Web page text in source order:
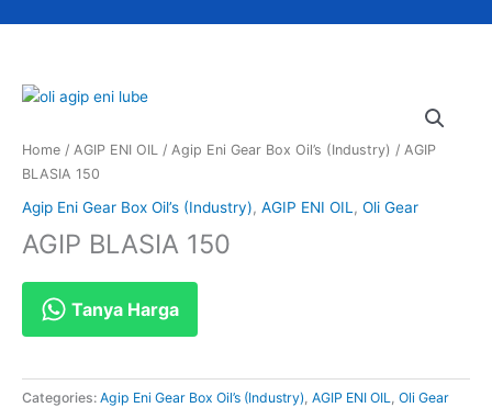
Home / AGIP ENI OIL / Agip Eni Gear Box Oil’s (Industry) / AGIP
BLASIA 150
Agip Eni Gear Box Oil’s (Industry), AGIP ENI OIL , Oli Gear
AGIP BLASIA 150
Tanya Harga
Categories: Agip Eni Gear Box Oil’s (Industry), AGIP ENI OIL, Oli Gear